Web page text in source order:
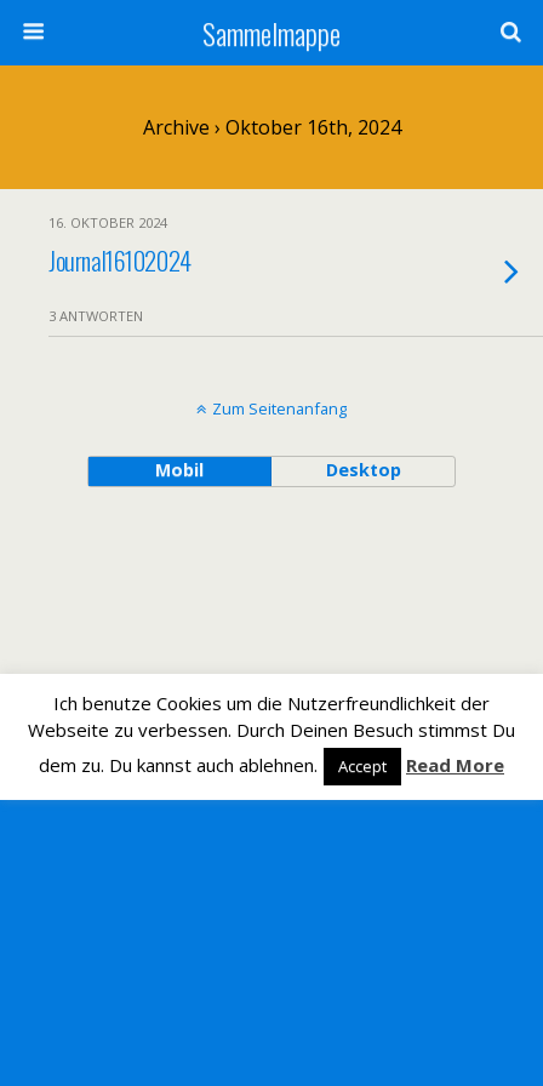
Sammelmappe
Archive › Oktober 16th, 2024
16. OKTOBER 2024
Journal16102024
3 ANTWORTEN
Zum Seitenanfang
Mobil Desktop
Ich benutze Cookies um die Nutzerfreundlichkeit der
Webseite zu verbessen. Durch Deinen Besuch stimmst Du
dem zu. Du kannst auch ablehnen.
Accept Read More